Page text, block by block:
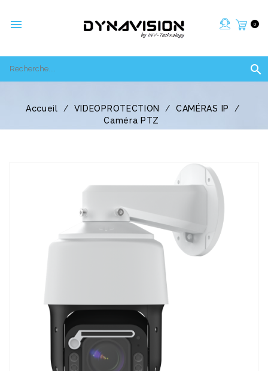
 0

Accueil VIDEOPROTECTION
CAMÉRAS IP
Caméra PTZ